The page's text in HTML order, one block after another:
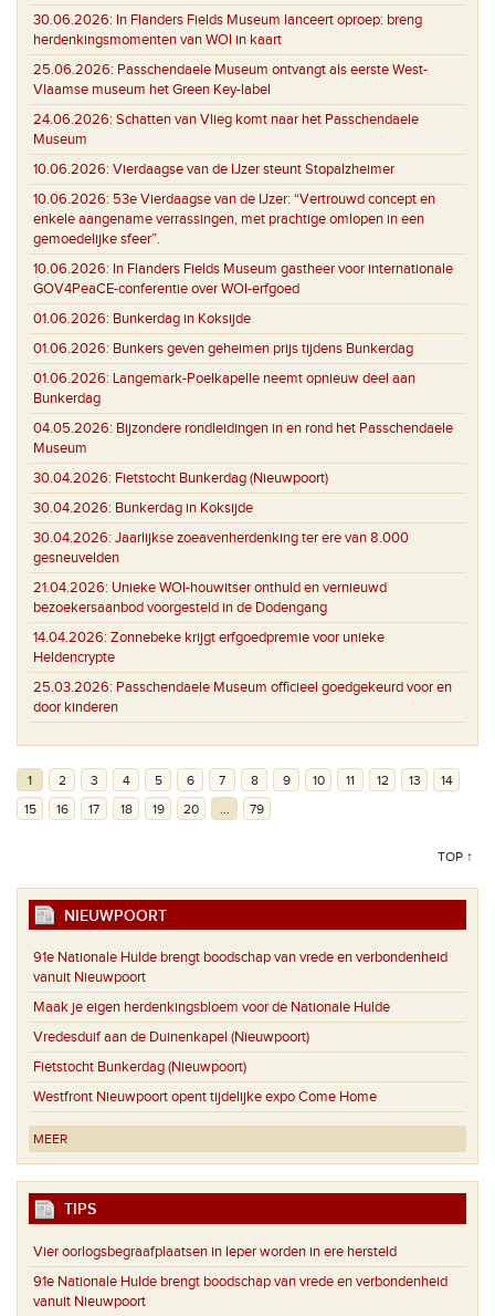
30.06.2026: In Flanders Fields Museum lanceert oproep: breng
herdenkingsmomenten van WOI in kaart
25.06.2026: Passchendaele Museum ontvangt als eerste West-
Vlaamse museum het Green Key-label
24.06.2026: Schatten van Vlieg komt naar het Passchendaele
Museum
10.06.2026: Vierdaagse van de IJzer steunt Stopalzheimer
10.06.2026: 53e Vierdaagse van de IJzer: “Vertrouwd concept en
enkele aangename verrassingen, met prachtige omlopen in een
gemoedelijke sfeer”.
10.06.2026: In Flanders Fields Museum gastheer voor internationale
GOV4PeaCE-conferentie over WOI-erfgoed
01.06.2026: Bunkerdag in Koksijde
01.06.2026: Bunkers geven geheimen prijs tijdens Bunkerdag
01.06.2026: Langemark-Poelkapelle neemt opnieuw deel aan
Bunkerdag
04.05.2026: Bijzondere rondleidingen in en rond het Passchendaele
Museum
30.04.2026: Fietstocht Bunkerdag (Nieuwpoort)
30.04.2026: Bunkerdag in Koksijde
30.04.2026: Jaarlijkse zoeavenherdenking ter ere van 8.000
gesneuvelden
21.04.2026: Unieke WOI-houwitser onthuld en vernieuwd
bezoekersaanbod voorgesteld in de Dodengang
14.04.2026: Zonnebeke krijgt erfgoedpremie voor unieke
Heldencrypte
25.03.2026: Passchendaele Museum officieel goedgekeurd voor en
door kinderen
1 2 3 4 5 6 7 8 9 10 11 12 13
14
15
16 17 18 19 20 79
TOP ↑
NIEUWPOORT
91e Nationale Hulde brengt boodschap van vrede en verbondenheid
vanuit Nieuwpoort
Maak je eigen herdenkingsbloem voor de Nationale Hulde
Vredesduif aan de Duinenkapel (Nieuwpoort)
Fietstocht Bunkerdag (Nieuwpoort)
Westfront Nieuwpoort opent tijdelijke expo Come Home
MEER
TIPS
Vier oorlogsbegraafplaatsen in Ieper worden in ere hersteld
91e Nationale Hulde brengt boodschap van vrede en verbondenheid
vanuit Nieuwpoort